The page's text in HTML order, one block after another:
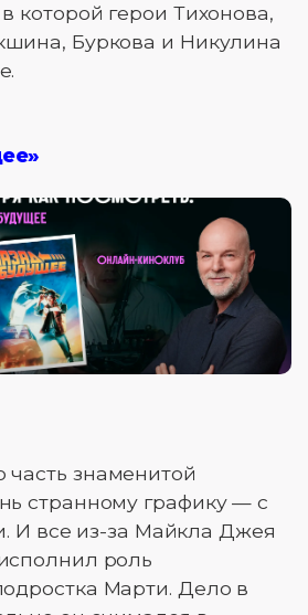
которой герои Тихонова,
Буркова и Никулина
знаменитой
странному графику — с
И все из-за Майкла Джея
роль
Марти. Дело в